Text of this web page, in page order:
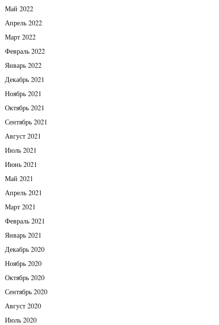
Май 2022
Апрель 2022
Март 2022
Февраль 2022
Январь 2022
Декабрь 2021
Ноябрь 2021
Октябрь 2021
Сентябрь 2021
Август 2021
Июль 2021
Июнь 2021
Май 2021
Апрель 2021
Март 2021
Февраль 2021
Январь 2021
Декабрь 2020
Ноябрь 2020
Октябрь 2020
Сентябрь 2020
Август 2020
Июль 2020